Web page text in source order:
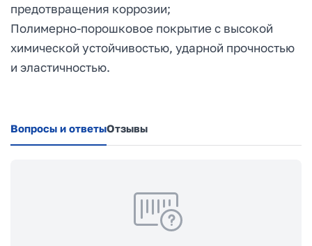
предотвращения коррозии;
Полимерно-порошковое покрытие с высокой
химической устойчивостью, ударной прочностью
и эластичностью.
Вопросы и ответыОтзывы